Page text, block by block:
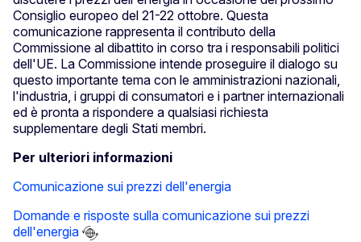
Consiglio europeo del 21-22 ottobre. Questa
comunicazione rappresenta il contributo della
Commissione al dibattito in corso tra i responsabili politici
dell'UE. La Commissione intende proseguire il dialogo su
questo importante tema con le amministrazioni nazionali,
l'industria, i gruppi di consumatori e i partner internazionali
ed è pronta a rispondere a qualsiasi richiesta
supplementare degli Stati membri.
Per ulteriori informazioni
Comunicazione sui prezzi dell'energia
Domande e risposte sulla comunicazione sui prezzi
dell'energia